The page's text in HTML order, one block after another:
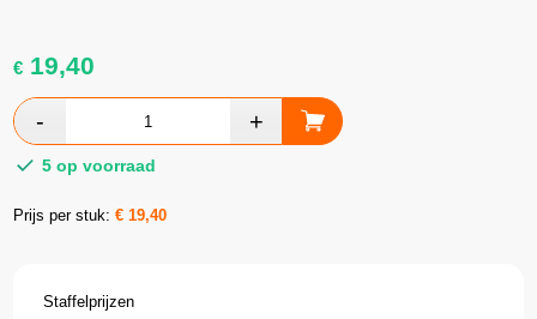
€ 19,40
5 op voorraad
Prijs per stuk:€19,40
Staffelprijzen